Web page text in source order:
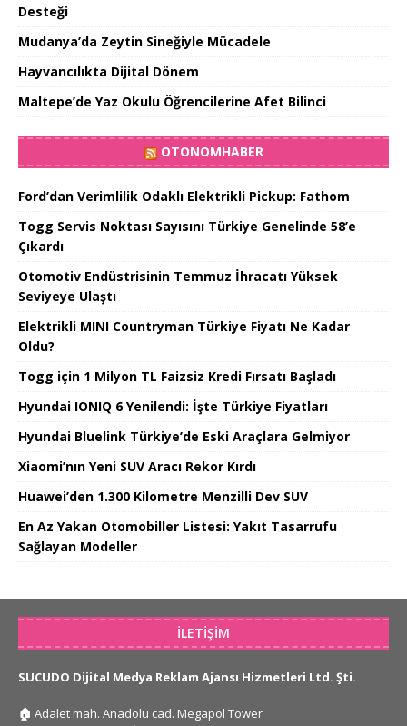
Desteği
Mudanya’da Zeytin Sineğiyle Mücadele
Hayvancılıkta Dijital Dönem
Maltepe’de Yaz Okulu Öğrencilerine Afet Bilinci
OTONOMHABER
Ford’dan Verimlilik Odaklı Elektrikli Pickup: Fathom
Togg Servis Noktası Sayısını Türkiye Genelinde 58’e
Çıkardı
Otomotiv Endüstrisinin Temmuz İhracatı Yüksek
Seviyeye Ulaştı
Elektrikli MINI Countryman Türkiye Fiyatı Ne Kadar
Oldu?
Togg için 1 Milyon TL Faizsiz Kredi Fırsatı Başladı
Hyundai IONIQ 6 Yenilendi: İşte Türkiye Fiyatları
Hyundai Bluelink Türkiye’de Eski Araçlara Gelmiyor
Xiaomi’nın Yeni SUV Aracı Rekor Kırdı
Huawei’den 1.300 Kilometre Menzilli Dev SUV
En Az Yakan Otomobiller Listesi: Yakıt Tasarrufu
Sağlayan Modeller
İLETIŞIM
SUCUDO Dijital Medya Reklam Ajansı Hizmetleri Ltd. Şti.
🏠 Adalet mah. Anadolu cad. Megapol Tower